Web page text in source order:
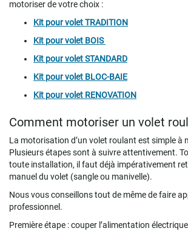
motoriser de votre choix :
Kit pourvoletTRADITION
Kit pour volet BOIS
Kit pour volet STANDARD
Kit pour volet BLOC-BAIE
Kit pour volet RENOVATION
Comment motoriser un volet
La motorisation d’un volet roulant est simple à
Plusieurs étapes sont à suivre attentivement.
toute installation, il faut déjà impérativement
manuel du volet (sangle ou manivelle).
Nous vous conseillons tout de même de faire
professionnel.
Première étape : couper l’alimentation